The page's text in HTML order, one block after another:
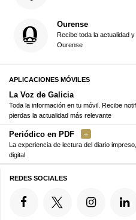
Ourense
Recibe toda la actualidad
Ourense
APLICACIONES MÓVILES
La Voz de Galicia
Toda la información en tu móvil. Recibe
pierdas la actualidad más relevante
Periódico en PDF
La experiencia de lectura del diario
digital
REDES SOCIALES